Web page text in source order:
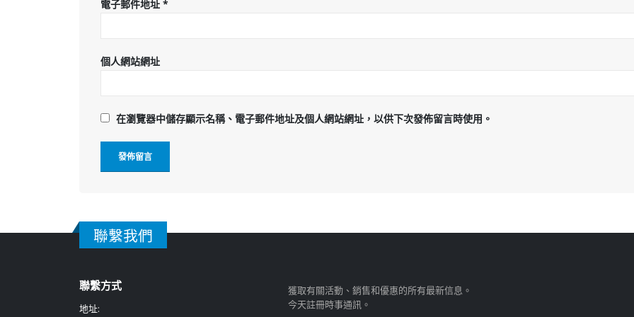
電子郵件地址 *
個人網站網址
在瀏覽器中儲存顯示名稱、電子郵件地址及個人網站網址，以供下次發佈留言時使用。
聯繫我們
聯繫方式
地址:
獲取有關活動、銷售和優惠的所有最新信息。
今天註冊時事通訊。